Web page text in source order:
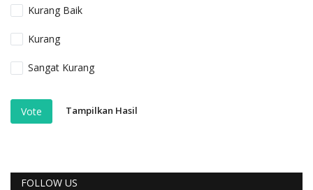
Kurang Baik
Kurang
Sangat Kurang
Vote Tampilkan Hasil
FOLLOW US